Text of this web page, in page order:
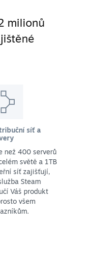
milionů
síť a
než 400 serverů
světě a 1TB
síť zajišťují,
Steam
Váš produkt
všem